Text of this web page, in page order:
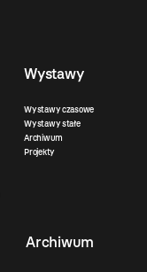
Wystawy
Wystawy czasowe
Wystawy stałe
Archiwum
Projekty
Archiwum